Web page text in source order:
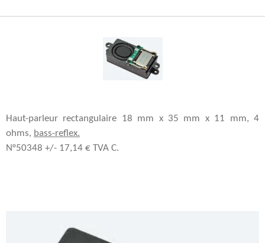
Haut-parleur rectangulaire 18 mm x 35 mm x 11 mm, 4
ohms, bass-reflex.
N°50348 +/- 17,14 € TVA C.